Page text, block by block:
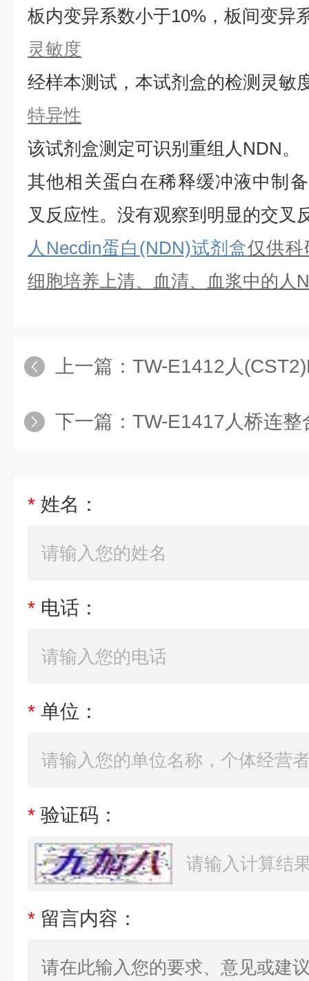
板内变异系数小于10%，板间变异
灵敏度
经样本测试，本试剂盒的检测灵敏
特异性
该试剂盒测定可识别重组 人 NDN。
其他相关蛋白在稀释缓冲液中制
叉反应性。没有观察到明显的交叉
人Necdin蛋白(NDN)试剂盒仅供科
细胞培养上清、血清、血浆中的 人
上一篇： TW-E1412人
下一篇： TW-E1417人桥连整合
* 姓名：
* 电话：
* 单位：
* 验证码：
* 留言内容：